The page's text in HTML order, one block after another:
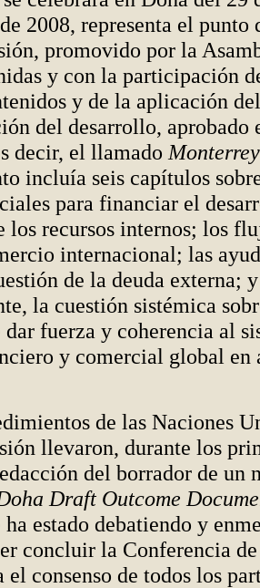
2008, representa el punto
promovido por la
y con la participación
y de la aplicación
del desarrollo, aprobado
decir, el llamado
incluía seis capítulos
para financiar el
recursos internos; los
internacional; las
de la deuda externa;
la cuestión sistémica
fuerza y coherencia al
y comercial global en
de las Naciones
llevaron, durante los
del borrador de un
Draft Outcome
estado debatiendo y
concluir la Conferencia
el consenso de todos los